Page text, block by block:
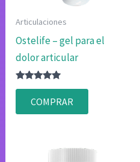
Articulaciones
Ostelife – gel para el
dolor articular
Valorado
4.75
de 5
COMPRAR